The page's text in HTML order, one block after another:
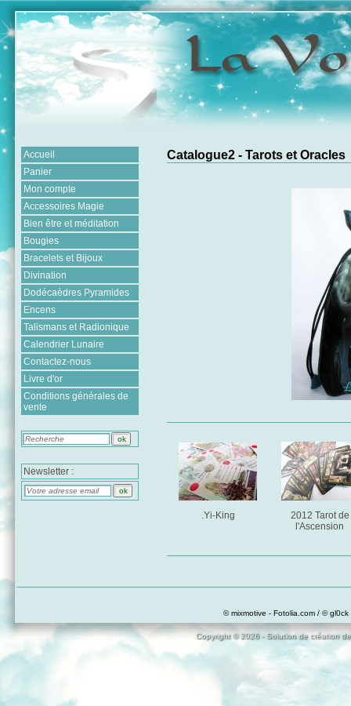
Accueil
Panier
Mon compte
Accessoires Magie
Bien être et méditation
Bougies
Bracelets et Bijoux
Divination
Dodécaèdres Pyramides
Encens
Talismans et Radionique
Calendrier Lunaire
Contactez-nous
Livre d'or
Conditions générales de
vente
Newsletter :
Catalogue2 - Tarots et Oracles
.Yi-King
2012 Tarot de
l'Ascension
© mixmotive - Fotolia.com / ©
Copyright © 2026 - Solution de création